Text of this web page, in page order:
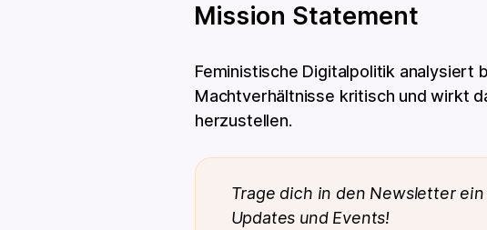
Mission Statement
Feministische Digitalpolitik analysiert
Machtverhältnisse kritisch und wirkt
herzustellen.
Trage dich in den Newsletter
Updates und Events!